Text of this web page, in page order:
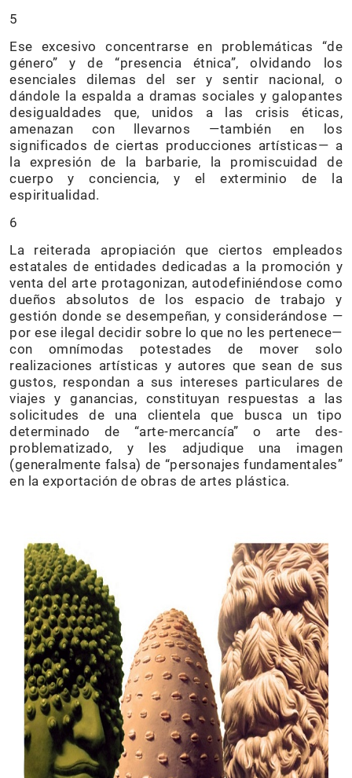
5
Ese excesivo concentrarse en problemáticas “de
género” y de “presencia étnica”, olvidando los
esenciales dilemas del ser y sentir nacional, o
dándole la espalda a dramas sociales y galopantes
desigualdades que, unidos a las crisis éticas,
amenazan con llevarnos —también en los
significados de ciertas producciones artísticas— a
la expresión de la barbarie, la promiscuidad de
cuerpo y conciencia, y el exterminio de la
espiritualidad.
6
La reiterada apropiación que ciertos empleados
estatales de entidades dedicadas a la promoción y
venta del arte protagonizan, autodefiniéndose como
dueños absolutos de los espacio de trabajo y
gestión donde se desempeñan, y considerándose —
por ese ilegal decidir sobre lo que no les pertenece—
con omnímodas potestades de mover solo
realizaciones artísticas y autores que sean de sus
gustos, respondan a sus intereses particulares de
viajes y ganancias, constituyan respuestas a las
solicitudes de una clientela que busca un tipo
determinado de “arte-mercancía” o arte des-
problematizado, y les adjudique una imagen
(generalmente falsa) de “personajes fundamentales”
en la exportación de obras de artes plástica.